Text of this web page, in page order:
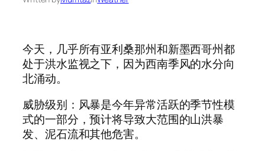
今天，几乎所有亚利桑那州和新墨西哥州都
处于洪水监视之下，因为西南季风的水分向
北涌动。
威胁级别：风暴是今年异常活跃的季节性模
式的一部分，预计将导致大范围的山洪暴
发、泥石流和其他危害。